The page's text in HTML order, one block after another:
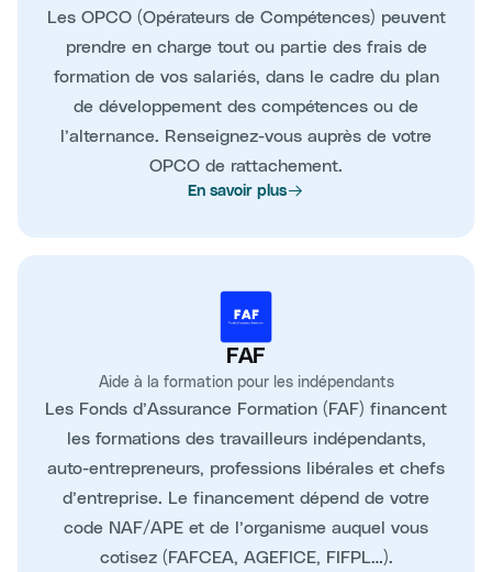
Les OPCO (Opérateurs de Compétences) peuvent
prendre en charge tout ou partie des frais de
formation de vos salariés, dans le cadre du plan
de développement des compétences ou de
l’alternance. Renseignez-vous auprès de votre
OPCO de rattachement.
En savoir plus
FAF
Aide à la formation pour les indépendants
Les Fonds d’Assurance Formation (FAF) financent
les formations des travailleurs indépendants,
auto-entrepreneurs, professions libérales et chefs
d’entreprise. Le financement dépend de votre
code NAF/APE et de l’organisme auquel vous
cotisez (FAFCEA, AGEFICE, FIFPL…).